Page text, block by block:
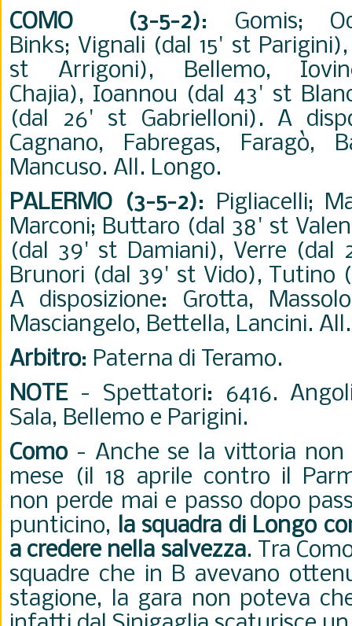
COMO (3-5-2): Gomis;
Binks; Vignali (dal 15' st
st Arrigoni), Bellemo,
Chajia), Ioannou (dal 43' st
(dal 26' st Gabrielloni). A
Cagnano, Fabregas, Faragò,
Mancuso. All. Longo.
PALERMO (3-5-2): Pigliacelli;
Marconi; Buttaro (dal 38' st
(dal 39' st Damiani), Verre (dal
Brunori (dal 39' st Vido), Tutino
A disposizione: Grotta,
Masciangelo, Bettella, Lancini.
Arbitro: Paterna di Teramo.
NOTE - Spettatori: 6416.
Sala, Bellemo e Parigini.
Como- Anche se la vittoria non
mese (il 18 aprile contro il
non perde mai e passo dopo
punticino, la squadra di Longo
a credere nella salvezza. Tra
squadre che in B avevano
stagione, la gara non poteva